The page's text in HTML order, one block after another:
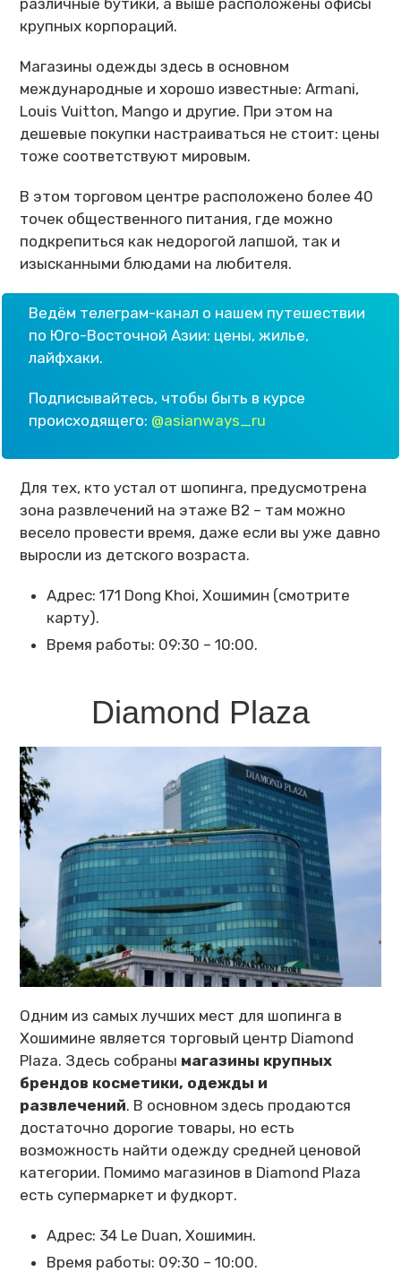
крупных корпораций.
Магазины одежды здесь в основном
международные и хорошо известные: Armani,
Louis Vuitton, Mango и другие. При этом на
дешевые покупки настраиваться не стоит: цены
тоже соответствуют мировым.
В этом торговом центре расположено более 40
точек общественного питания, где можно
подкрепиться как недорогой лапшой, так и
изысканными блюдами на любителя.
Ведём телеграм-канал о нашем путешествии
по Юго-Восточной Азии: цены, жилье,
лайфхаки.
Подписывайтесь, чтобы быть в курсе
происходящего: @asianways_ru
Для тех, кто устал от шопинга, предусмотрена
зона развлечений на этаже B2 – там можно
весело провести время, даже если вы уже давно
выросли из детского возраста.
Адрес: 171 Dong Khoi, Хошимин (смотрите
карту).
Время работы: 09:30 – 10:00.
Diamond Plaza
Одним из самых лучших мест для шопинга в
Хошимине является торговый центр Diamond
Plaza. Здесь собраны магазины крупных
брендов косметики, одежды и
развлечений. В основном здесь продаются
достаточно дорогие товары, но есть
возможность найти одежду средней ценовой
категории. Помимо магазинов в Diamond Plaza
есть супермаркет и фудкорт.
Адрес: 34 Le Duan, Хошимин.
Время работы: 09:30 – 10:00.